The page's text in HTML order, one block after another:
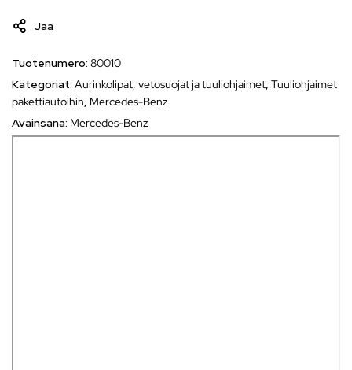
Jaa
Tuotenumero: 80010
Kategoriat: Aurinkolipat, vetosuojat ja tuuliohjaimet, Tuuliohjaimet
pakettiautoihin, Mercedes-Benz
Avainsana: Mercedes-Benz